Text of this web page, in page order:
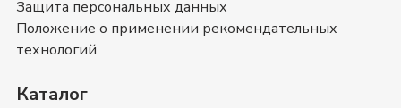
Также вы можете ознакомиться с отзывами
покупателей наДорожные мотоциклы Zontesи
оставить свой отзыв.
Ижевске
Защита персональных данных
Положение о применении рекомендательных
технологий
Каталог